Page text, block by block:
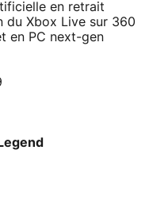
en retrait
du Xbox Live sur 360
en PC next-gen